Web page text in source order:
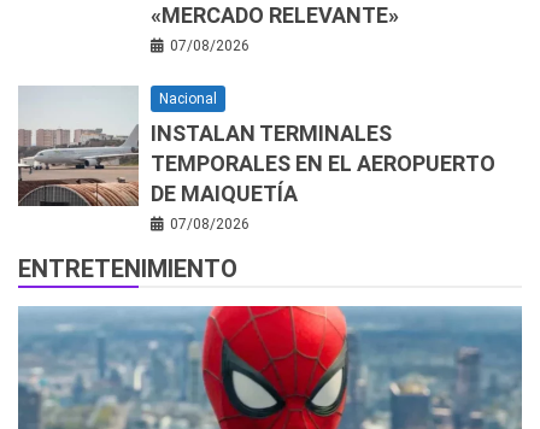
«MERCADO RELEVANTE»
07/08/2026
Nacional
INSTALAN TERMINALES
TEMPORALES EN EL AEROPUERTO
DE MAIQUETÍA
07/08/2026
ENTRETENIMIENTO